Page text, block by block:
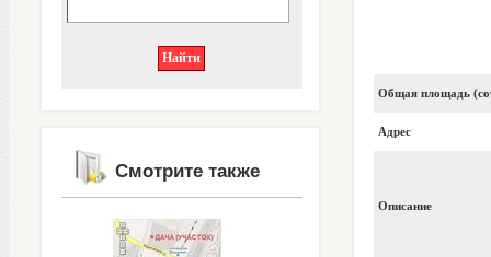
Смотрите также
Общая площадь
Адрес
Описание